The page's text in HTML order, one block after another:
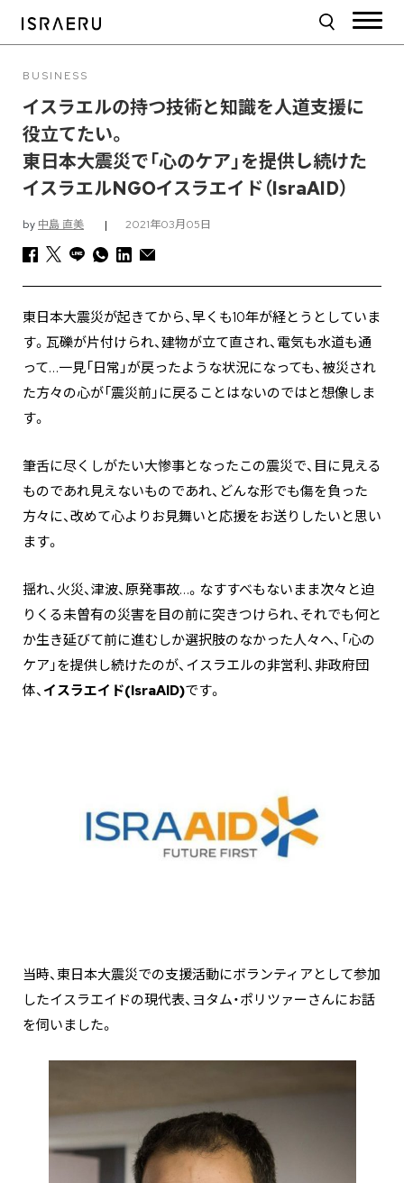
BUSINESS
イスラエルの持つ技術と知識を人道支援に
役立てたい。
東日本大震災で「心のケア」を提供し続けた
イスラエルNGOイスラエイド（IsraAID）
by 中島 直美 | 2021年03月05日
東日本大震災が起きてから、早くも10年が経とうとしていま
す。瓦礫が片付けられ、建物が立て直され、電気も水道も通
って…一見「日常」が戻ったような状況になっても、被災され
た方々の心が「震災前」に戻ることはないのではと想像しま
す。
筆舌に尽くしがたい大惨事となったこの震災で、目に見える
ものであれ見えないものであれ、どんな形でも傷を負った
方々に、改めて心よりお見舞いと応援をお送りしたいと思い
ます。
揺れ、火災、津波、原発事故…。なすすべもないまま次々と迫
りくる未曽有の災害を目の前に突きつけられ、それでも何と
か生き延びて前に進むしか選択肢のなかった人々へ、「心の
ケア」を提供し続けたのが、イスラエルの非営利、非政府団
体、 イスラエイド(IsraAID)です。
当時、東日本大震災での支援活動にボランティアとして参加
したイスラエイドの現代表、ヨタム・ポリツァーさんにお話
を伺いました。